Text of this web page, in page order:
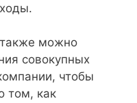
можно
совокупных
чтобы
том, как